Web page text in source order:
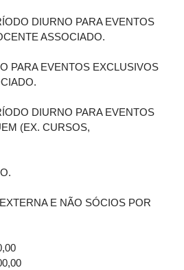
DIURNO PARA EVENTOS
ASSOCIADO.
PARA EVENTOS EXCLUSIVOS
DIURNO PARA EVENTOS
(EX. CURSOS,
E NÃO SÓCIOS POR